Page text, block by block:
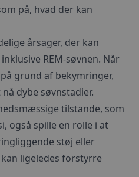
på, hvad der kan
årsager, der kan
REM-søvnen. Når
grund af bekymringer,
dybe søvnstadier.
tilstande, som
også spille en rolle i at
støj eller
ligeledes forstyrre